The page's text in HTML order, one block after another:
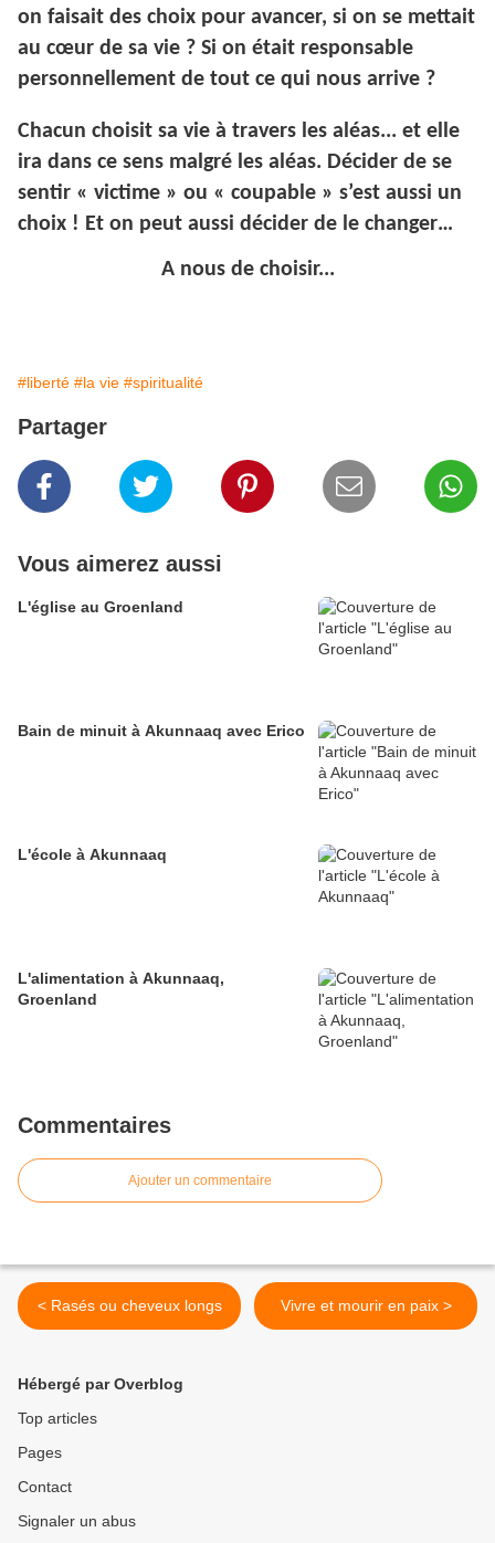
on faisait des choix pour avancer, si on se mettait
au cœur de sa vie ? Si on était responsable
personnellement de tout ce qui nous arrive ?
Chacun choisit sa vie à travers les aléas... et elle
ira dans ce sens malgré les aléas. Décider de se
sentir « victime » ou « coupable » s’est aussi un
choix ! Et on peut aussi décider de le changer…
A nous de choisir...
#liberté #la vie #spiritualité
Partager
Vous aimerez aussi
L'église au Groenland
Bain de minuit à Akunnaaq avec Erico
L'école à Akunnaaq
L'alimentation à Akunnaaq,
Groenland
Commentaires
Ajouter un commentaire
< Rasés ou cheveux longs Vivre et mourir en paix >
Hébergé par Overblog
Top articles
Pages
Contact
Signaler un abus